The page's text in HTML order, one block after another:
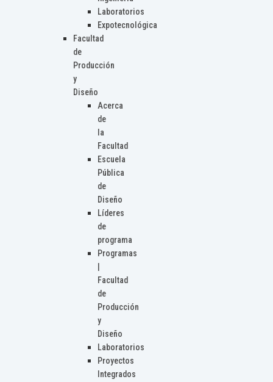
Laboratorios
Expotecnológica
Facultad
de
Producción
y
Diseño
Acerca
de
la
Facultad
Escuela
Pública
de
Diseño
Líderes
de
programa
Programas
Facultad
de
Producción
y
Diseño
Laboratorios
Proyectos
Integrados